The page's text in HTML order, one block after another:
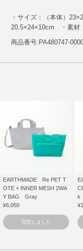
・サイズ：（本体）
20.5×24×10cm ・素材
商品番号:PA480747-
EARTHMADE Re PET T
OTE + INNER MESH 2WA
Y BAG Gray
¥6,050
完売しました
k